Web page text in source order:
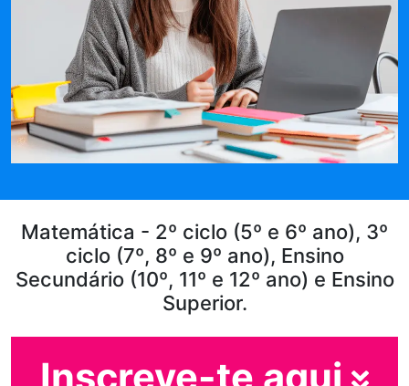
Matemática - 2º ciclo (5º e 6º ano), 3º
ciclo (7º, 8º e 9º ano), Ensino
Secundário (10º, 11º e 12º ano) e Ensino
Superior.